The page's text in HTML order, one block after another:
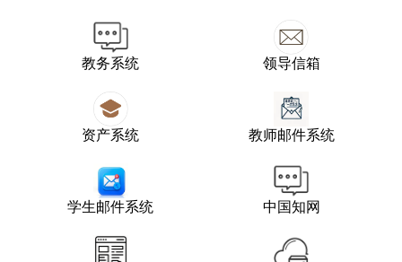
教务系统 领导信箱
资产系统 教师邮件系统
学生邮件系统 中国知网